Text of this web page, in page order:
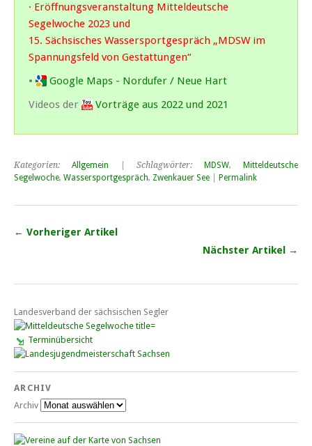
· Eröffnungsveranstaltung Mitteldeutsche
Segelwoche 2023 und
15. Sächsisches Wassersportgespräch „MDSW im
Spannungsfeld von Gestattungen“
•
Google Maps - Nordufer / Neue Hart
Videos der
Vorträge aus 2022 und 2021
Kategorien: Allgemein | Schlagwörter: MDSW,
Mitteldeutsche
Segelwoche, Wassersportgespräch, Zwenkauer See Permalink
← Vorheriger Artikel
Nächster Artikel →
Landesverband der sächsischen Segler
Terminübersicht
ARCHIV
Archiv